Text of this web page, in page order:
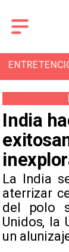
India
La India
aterrizar
del polo
Unidos, la
un